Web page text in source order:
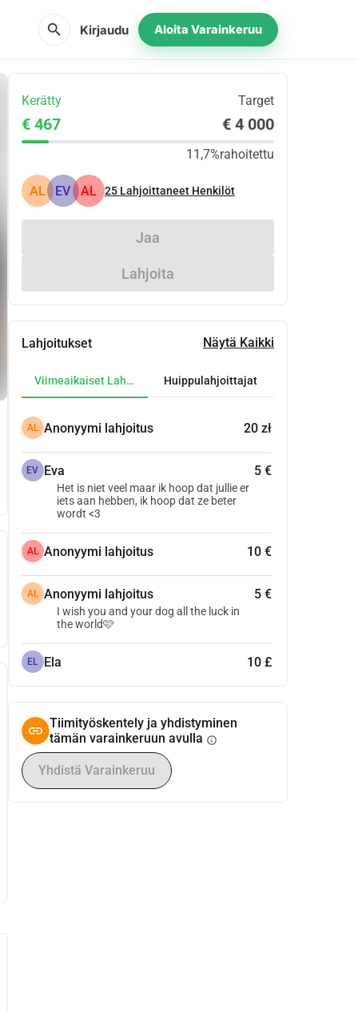
search Kirjaudu Aloita Varainkeruu
Kerätty Target
€ 467 € 4 000
11,7%rahoitettu
AL EV AL 25 Lahjoittaneet Henkilöt
Jaa
Lahjoita
Lahjoitukset Näytä Kaikki
Viimeaikaiset LahjoituksetHuippulahjoittajat
AL Anonyymi lahjoitus 20 zł
EV Eva 5 €
Het is niet veel maar ik hoop dat jullie er
iets aan hebben, ik hoop dat ze beter
wordt <3
AL Anonyymi lahjoitus 10 €
AL Anonyymi lahjoitus 5 €
I wish you and your dog all the luck in
the world🩷
EL Ela 10 £
Tiimityöskentely ja yhdistyminen
tämän varainkeruun avulla info
Yhdistä Varainkeruu